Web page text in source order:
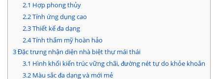
2.1 Hợp phong thủy
2.2Tính ứng dụng cao
2.3Thiết kế đa dạng
2.4Tính thẩm mỹ hoàn hảo
3Đặc trưng nhận diện nhà biệt thự mái thái
3.1 Hình khối kiến trúc vững chãi, đường nét tự do khỏe khoắn
3.2Màu sắc đa dạng và mới mẻ